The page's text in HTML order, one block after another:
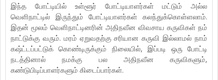
இந்த போட்டியில் உள்ளூர் போட்டியாளர்கள் மட்டும் அல்ல
வெளிநாட்டில் இருந்தும் போட்டியாளர்கள் கலந்துக்கொள்ளலாம்.
இதன் மூலம் வெளிநாட்டினரின் அதிநவீன விவசாய கருவிகள் நம்
நாட்டுக்கு வரும். மரம் ஏறுவதற்கு சரியான கருவி இல்லாமல் நாம்
கஷ்ட்டப்பட்டுக் கொண்டிருக்கும் நிலையில், இப்படி ஒரு போட்டி
நடத்தினால் நமக்கு பல அதிநவீன கருவிகளும்,
கண்டுபிடிப்பாளர்களும் கிடைப்பார்கள்.